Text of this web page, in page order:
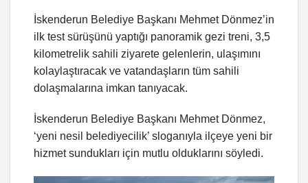
İskenderun Belediye Başkanı Mehmet Dönmez’in
ilk test sürüşünü yaptığı panoramik gezi treni, 3,5
kilometrelik sahili ziyarete gelenlerin, ulaşımını
kolaylaştıracak ve vatandaşların tüm sahili
dolaşmalarına imkan tanıyacak.
İskenderun Belediye Başkanı Mehmet Dönmez,
‘yeni nesil belediyecilik’ sloganıyla ilçeye yeni bir
hizmet sundukları için mutlu olduklarını söyledi.